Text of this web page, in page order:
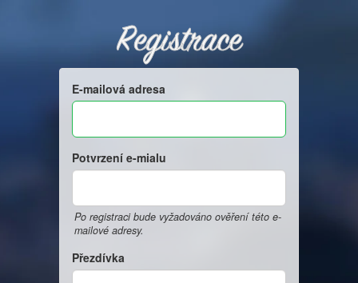
Registrace
E-mailová adresa
Potvrzení e-mialu
Po registraci bude vyžadováno ověření této e-
mailové adresy.
Přezdívka